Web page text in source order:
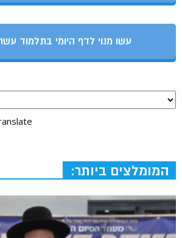
עשו מנוי לדף היומי בתלמוד
המומלצים ביותר: